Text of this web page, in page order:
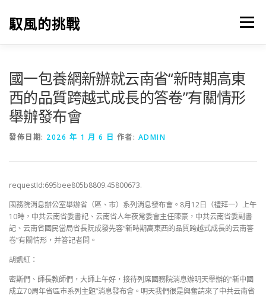
馭風的挑戰 選單
國一包養網新辦就云南省“新時期高東
西的品質跨越式成長的答卷”有關情形
舉辦發布會
發佈日期: 2026 年 1 月 6 日 作者: ADMIN
requestId:695bee805b8809.45800673.
國務院消息辦公室舉辦省（區、市）系列消息發布會。8月12日（禮拜一）上午
10時，中共云南省委書記、云南省人年夜常委會主任陳豪，中共云南省委副書
記、云南省國民當局省長阮成發先容“新時期高東西的品質跨越式成長的云南答
卷”有關情形，并答記者問。
胡凱紅：
密斯們、師長教師們，大師上午好，接待列席國務院消息辦明天舉辦的“新中國
成立70周年省區市系列主題”消息發布會。明天我們很是興奮請來了中共云南省